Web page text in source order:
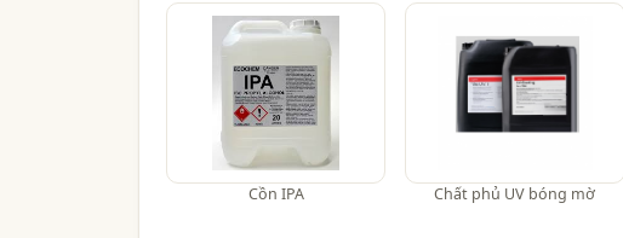
Cồn IPA Chất phủ UV bóng mờ